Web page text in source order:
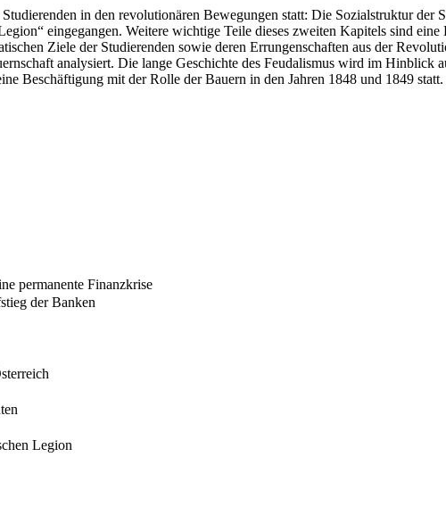
in den revolutionären Bewegungen statt: Die Sozialstruktur der
eingegangen. Weitere wichtige Teile dieses zweiten Kapitels sind
Ziele der Studierenden sowie deren Errungenschaften aus der
analysiert. Die lange Geschichte des Feudalismus wird im Hinblick
Beschäftigung mit der Rolle der Bauern in den Jahren 1848 und 1849 statt.
permanente Finanzkrise
der Banken
Legion